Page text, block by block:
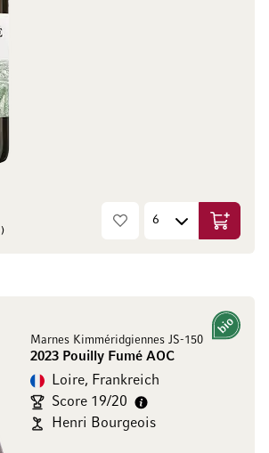
In den
Marnes Kimméridgiennes JS-150
2023 Pouilly Fumé AOC
Bio
Loire, Frankreich
Score 19/20
Henri Bourgeois